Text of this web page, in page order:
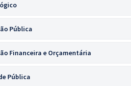
Pública
Financeira e Orçamentária
Pública